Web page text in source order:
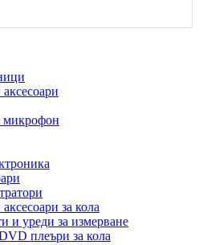
за кола
и уреди за измерване
плеъри за кола